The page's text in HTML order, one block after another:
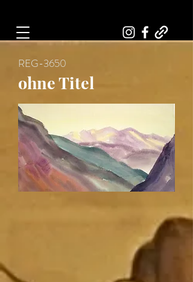
REG-3650
ohne Titel